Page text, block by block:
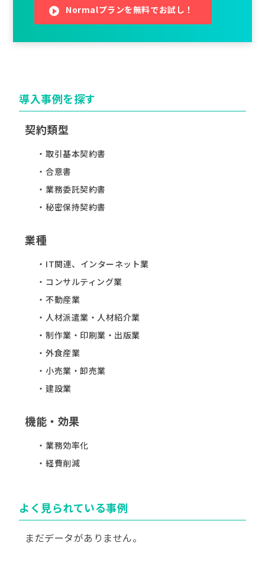
Normalプランを無料でお試し！
導入事例を探す
契約類型
取引基本契約書
合意書
業務委託契約書
秘密保持契約書
業種
IT関連、インターネット業
コンサルティング業
不動産業
人材派遣業・人材紹介業
制作業・印刷業・出版業
外食産業
小売業・卸売業
建設業
機能・効果
業務効率化
経費削減
よく見られている事例
まだデータがありません。